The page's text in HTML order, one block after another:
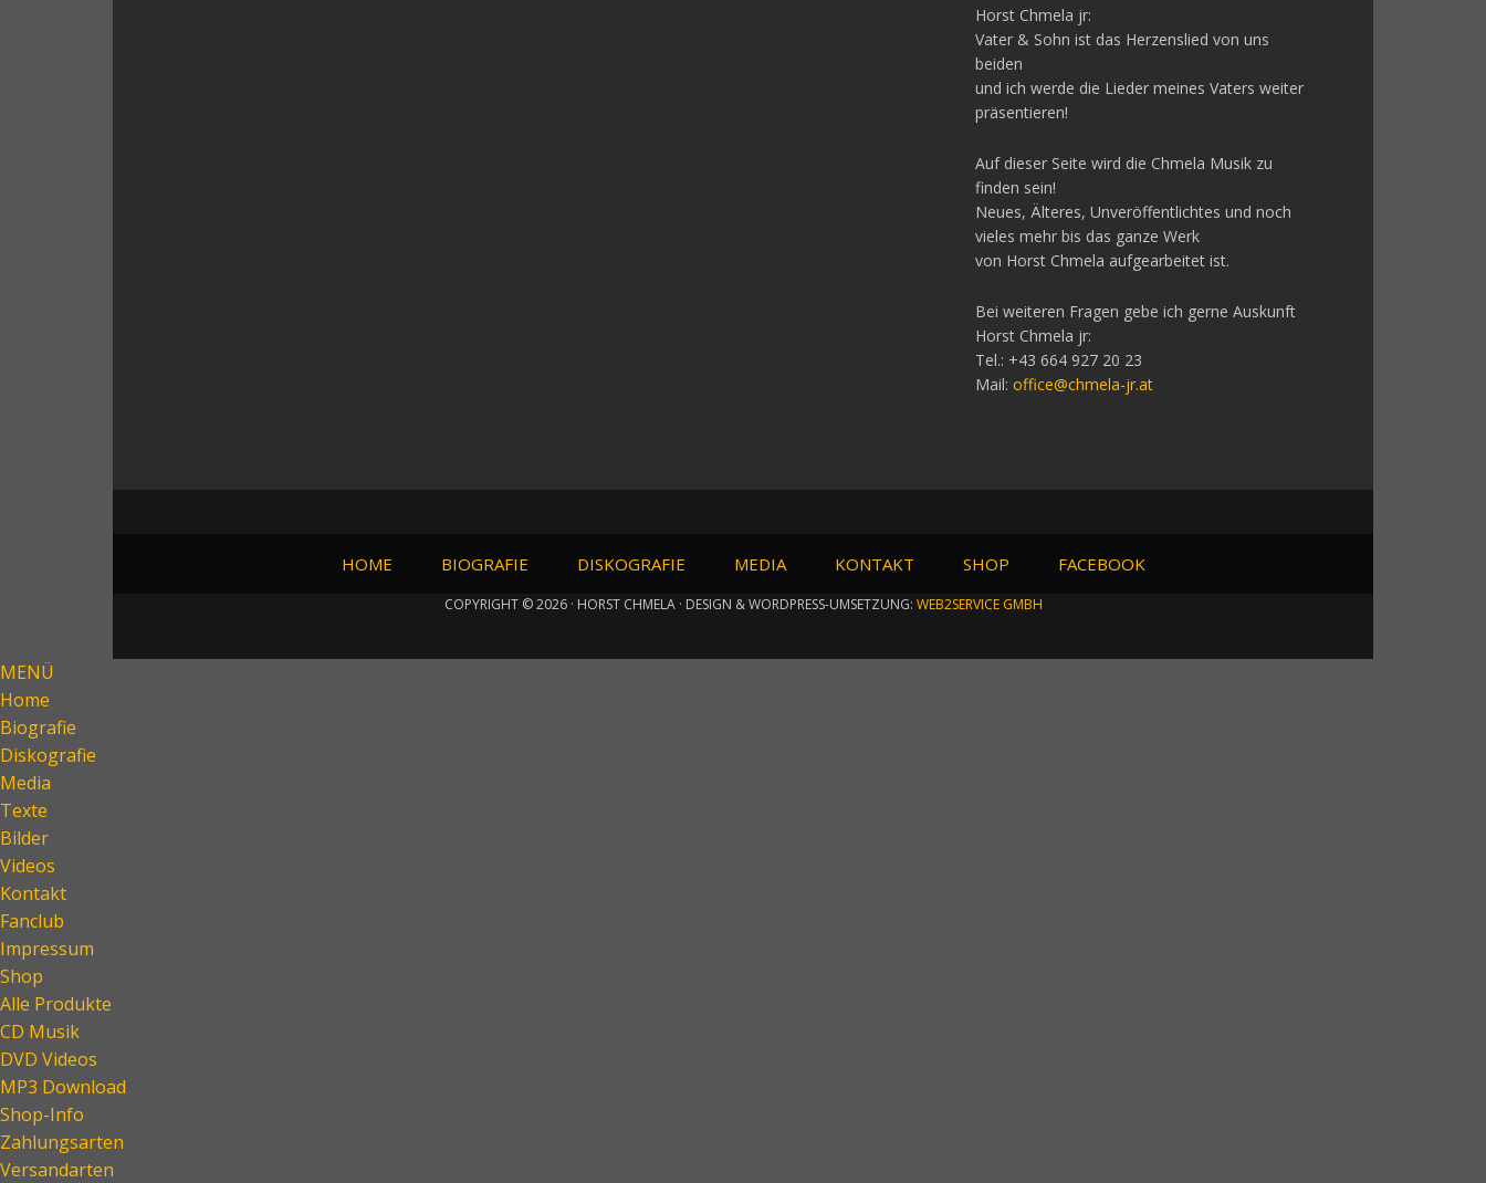
Horst Chmela jr:
Vater & Sohn ist das Herzenslied von uns
beiden
und ich werde die Lieder meines Vaters weiter
präsentieren!
Auf dieser Seite wird die Chmela Musik zu
finden sein!
Neues, Älteres, Unveröffentlichtes und noch
vieles mehr bis das ganze Werk
von Horst Chmela aufgearbeitet ist.
Bei weiteren Fragen gebe ich gerne Auskunft
Horst Chmela jr:
Tel.: +43 664 927 20 23
Mail:office@chmela-jr.at
HOME BIOGRAFIE DISKOGRAFIE MEDIA KONTAKT SHOP FACEBOOK
COPYRIGHT © 2026 · HORST CHMELA · DESIGN & WORDPRESS-UMSETZUNG: WEB2SERVICE GMBH
MENÜ
Home
Biografie
Diskografie
Media
Texte
Bilder
Videos
Kontakt
Fanclub
Impressum
Shop
Alle Produkte
CD Musik
DVD Videos
MP3 Download
Shop-Info
Zahlungsarten
Versandarten